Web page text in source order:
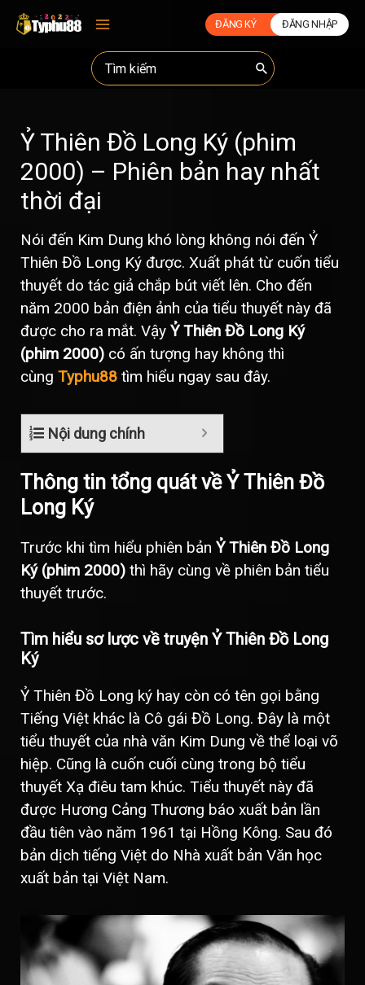
Menu
ĐĂNG KÝ ĐĂNG NHẬP
Search
for:
Ỷ Thiên Đồ Long Ký (phim
2000) – Phiên bản hay nhất
thời đại
Nói đến Kim Dung khó lòng không nói đến Ỷ
Thiên Đồ Long Ký được. Xuất phát từ cuốn tiểu
thuyết do tác giả chắp bút viết lên. Cho đến
năm 2000 bản điện ảnh của tiểu thuyết này đã
được cho ra mắt. Vậy Ỷ Thiên Đồ Long Ký
(phim 2000)có ấn tượng hay không thì
cùng Typhu88tìm hiểu ngay sau đây.
Nội dung chính
Thông tin tổng quát về Ỷ Thiên Đồ
Long Ký
Trước khi tìm hiểu phiên bản Ỷ Thiên Đồ Long
Ký (phim 2000)thì hãy cùng về phiên bản tiểu
thuyết trước.
Tìm hiểu sơ lược về truyện Ỷ Thiên Đồ Long
Ký
Ỷ Thiên Đồ Long ký hay còn có tên gọi bằng
Tiếng Việt khác là Cô gái Đồ Long. Đây là một
tiểu thuyết của nhà văn Kim Dung về thể loại võ
hiệp. Cũng là cuốn cuối cùng trong bộ tiểu
thuyết Xạ điêu tam khúc. Tiểu thuyết này đã
được Hương Cảng Thương báo xuất bản lần
đầu tiên vào năm 1961 tại Hồng Kông. Sau đó
bản dịch tiếng Việt do Nhà xuất bản Văn học
xuất bản tại Việt Nam.​​​